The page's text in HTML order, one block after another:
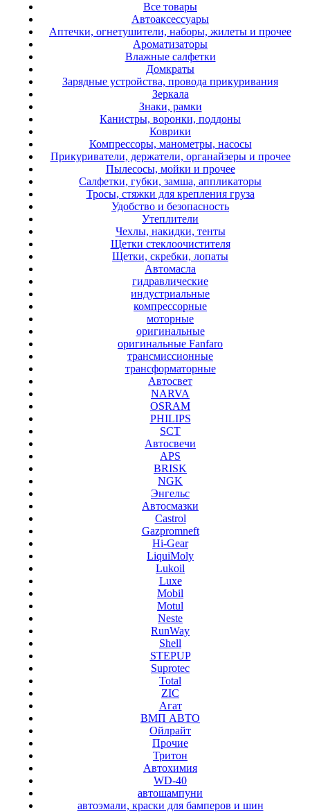
Все товары
Автоаксессуары
Аптечки, огнетушители, наборы, жилеты и прочее
Ароматизаторы
Влажные салфетки
Домкраты
Зарядные устройства, провода прикуривания
Зеркала
Знаки, рамки
Канистры, воронки, поддоны
Коврики
Компрессоры, манометры, насосы
Прикуриватели, держатели, органайзеры и прочее
Пылесосы, мойки и прочее
Салфетки, губки, замша, аппликаторы
Тросы, стяжки для крепления груза
Удобство и безопасность
Утеплители
Чехлы, накидки, тенты
Щетки стеклоочистителя
Щетки, скребки, лопаты
Автомасла
гидравлические
индустриальные
компрессорные
моторные
оригинальные
оригинальные Fanfaro
трансмиссионные
трансформаторные
Автосвет
NARVA
OSRAM
PHILIPS
SCT
Автосвечи
APS
BRISK
NGK
Энгельс
Автосмазки
Castrol
Gazpromneft
Hi-Gear
LiquiMoly
Lukoil
Luxe
Mobil
Motul
Neste
RunWay
Shell
STEPUP
Suprotec
Total
ZIC
Агат
ВМП АВТО
Ойлрайт
Прочие
Тритон
Автохимия
WD-40
автошампуни
автоэмали, краски для бамперов и шин